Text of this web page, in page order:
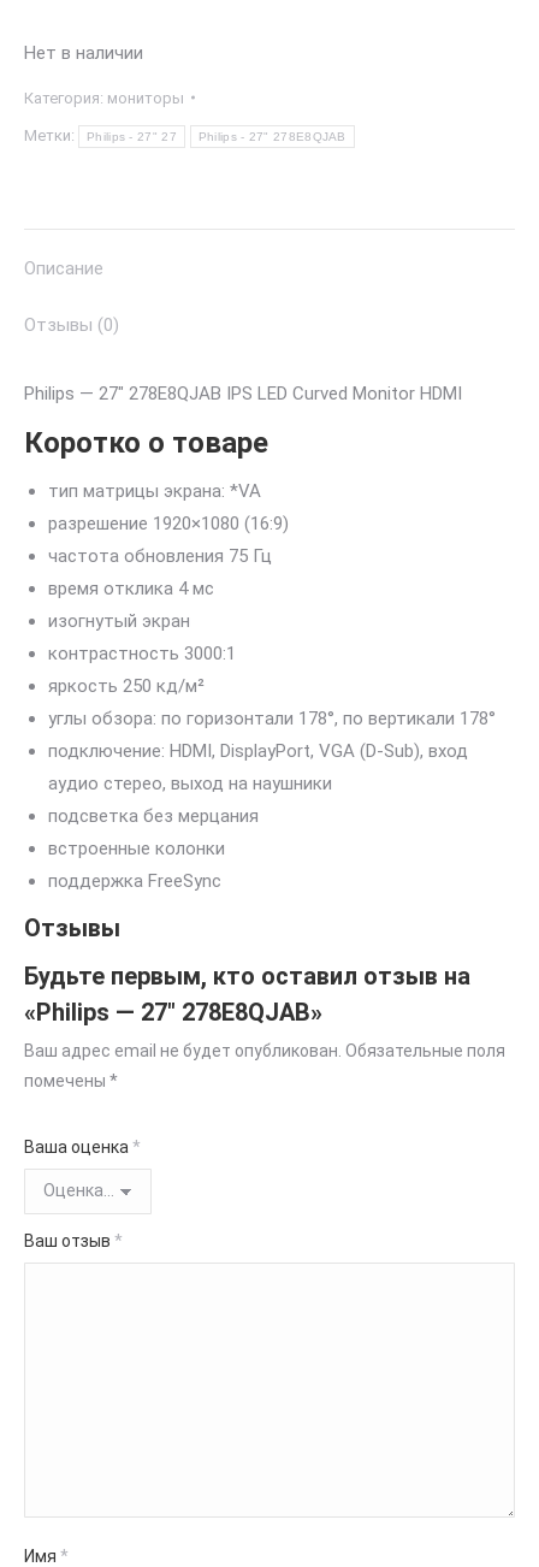
Нет в наличии
Категория: мониторы
Метки: Philips - 27" 27 Philips - 27" 278E8QJAB
Описание
Отзывы (0)
Philips — 27″ 278E8QJAB IPS LED Curved Monitor HDMI
Коротко о товаре
тип матрицы экрана: *VA
разрешение 1920×1080 (16:9)
частота обновления 75 Гц
время отклика 4 мс
изогнутый экран
контрастность 3000:1
яркость 250 кд/м²
углы обзора: по горизонтали 178°, по вертикали 178°
подключение: HDMI, DisplayPort, VGA (D-Sub), вход
аудио стерео, выход на наушники
подсветка без мерцания
встроенные колонки
поддержка FreeSync
Отзывы
Будьте первым, кто оставил отзыв на
«Philips — 27″ 278E8QJAB»
Ваш адрес email не будет опубликован. Обязательные поля
помечены *
Ваша оценка *
Ваш отзыв *
Имя *